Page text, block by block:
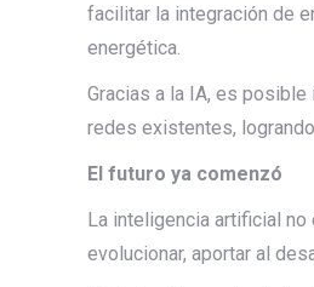
facilitar la integración de
energética.
Gracias a la IA, es
redes existentes,
El futuro ya comenzó
La inteligencia artificial no
evolucionar, aportar al